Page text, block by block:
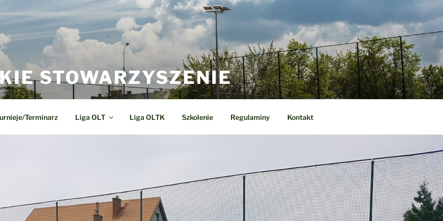
STOWARZYSZENIE
Terminarz Liga OLT Liga OLTK Szkolenie Regulaminy Kontakt